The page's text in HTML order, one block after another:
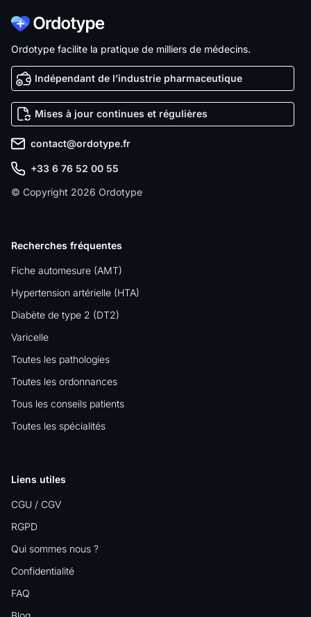
Ordotype facilite la pratique de milliers de médecins.
Indépendant de l’industrie pharmaceutique
Mises à jour continues et régulières
contact@ordotype.fr
+33 6 76 52 00 55
© Copyright 2026 Ordotype
Recherches fréquentes
Fiche automesure (AMT)
Hypertension artérielle (HTA)
Diabète de type 2 (DT2)
Varicelle
Toutes les pathologies
Toutes les ordonnances
Tous les conseils patients
Toutes les spécialités
Liens utiles
CGU / CGV
RGPD
Qui sommes nous ?
Confidentialité
FAQ